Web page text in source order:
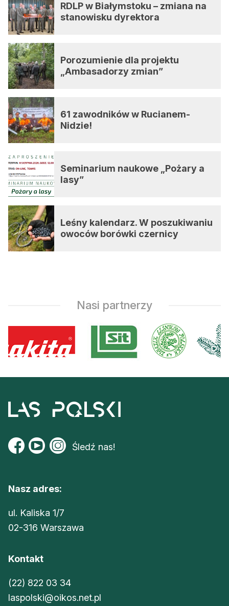
RDLP w Białymstoku – zmiana na
stanowisku dyrektora
Porozumienie dla projektu
„Ambasadorzy zmian”
61 zawodników w Rucianem-
Nidzie!
Seminarium naukowe „Pożary a
lasy”
Leśny kalendarz. W poszukiwaniu
owoców borówki czernicy
Nasi partnerzy
Śledź nas!
Nasz adres:
ul. Kaliska 1/7
02-316 Warszawa
Kontakt
(22) 822 03 34
laspolski@oikos.net.pl